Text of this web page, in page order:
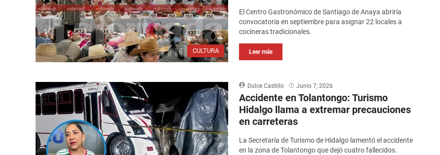
CULTURA
El Centro Gastronómico de Santiago de Anaya abriría
convocatoria en septiembre para asignar 22 locales a
cocineras tradicionales.
Leer más
Dulce Castillo Junio 7, 2026
Accidente en Tolantongo: Turismo
Hidalgo llama a extremar precauciones
en carreteras
La Secretaría de Turismo de Hidalgo lamentó el accidente
en la zona de Tolantongo que dejó cuatro fallecidos.